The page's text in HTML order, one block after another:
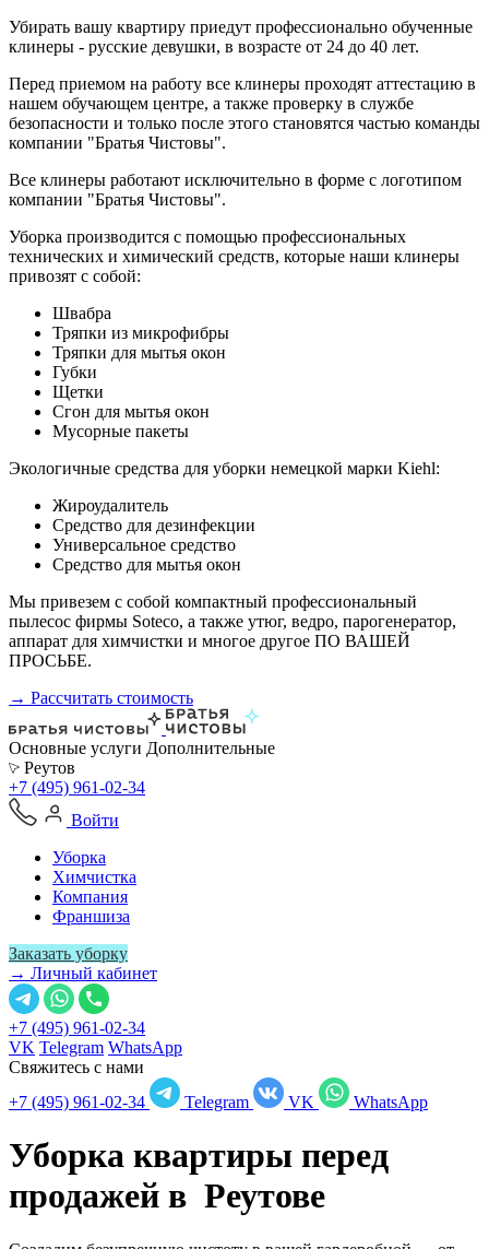
Убирать вашу квартиру приедут профессионально обученные
клинеры - русские девушки, в возрасте от 24 до 40 лет.
Перед приемом на работу все клинеры проходят аттестацию в
нашем обучающем центре, а также проверку в службе
безопасности и только после этого становятся частью команды
компании "Братья Чистовы".
Все клинеры работают исключительно в форме с логотипом
компании "Братья Чистовы".
Уборка производится с помощью профессиональных
технических и химический средств, которые наши клинеры
привозят с собой:
Швабра
Тряпки из микрофибры
Тряпки для мытья окон
Губки
Щетки
Сгон для мытья окон
Мусорные пакеты
Экологичные средства для уборки немецкой марки Kiehl:
Жироудалитель
Средство для дезинфекции
Универсальное средство
Средство для мытья окон
Мы привезем с собой компактный профессиональный
пылесос фирмы Soteco, а также утюг, ведро, парогенератор,
аппарат для химчистки и многое другое ПО ВАШЕЙ
ПРОСЬБЕ.
→ Рассчитать стоимость
Основные услуги Дополнительные
Реутов
+7 (495) 961-02-34
Войти
Уборка
Химчистка
Компания
Франшиза
Заказать уборку
→ Личный кабинет
+7 (495) 961-02-34
VK Telegram WhatsApp
Свяжитесь с нами
+7 (495) 961-02-34
Telegram VK WhatsApp
Уборка квартиры перед
продажей в Реутове